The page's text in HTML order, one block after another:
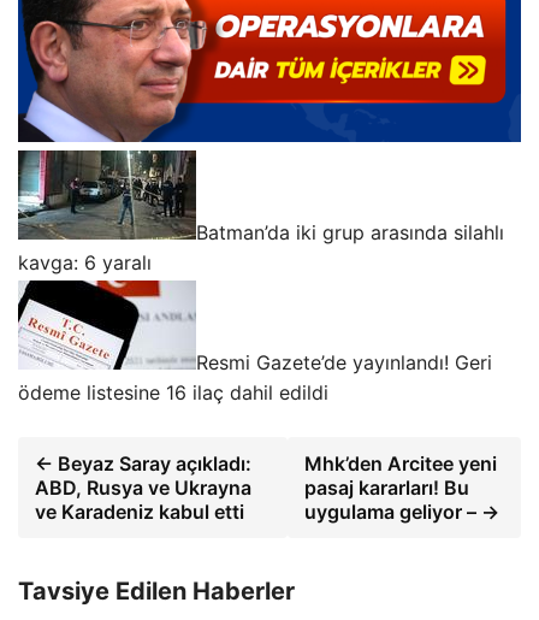
Batman’da iki grup arasında silahlı
kavga: 6 yaralı
Resmi Gazete’de yayınlandı! Geri
ödeme listesine 16 ilaç dahil edildi
← Beyaz Saray açıkladı:
ABD, Rusya ve Ukrayna
ve Karadeniz kabul etti
Mhk’den Arcitee yeni
pasaj kararları! Bu
uygulama geliyor – →
Tavsiye Edilen Haberler